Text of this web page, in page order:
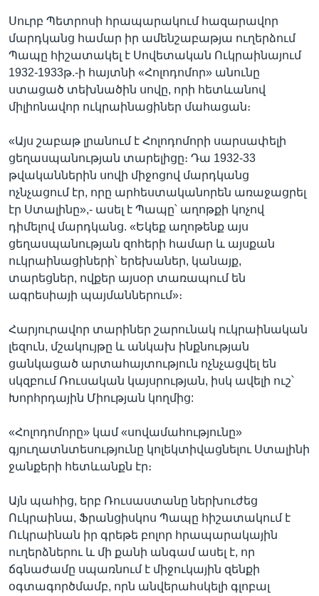
Սուրբ Պետրոսի հրապարակում հազարավոր
մարդկանց համար իր ամենշաբաթյա ուղերձում
Պապը հիշատակել է Սովետական Ուկրաինայում
1932-1933թ.-ի հայտնի «Հոլոդոմոր» անունը
ստացած տեխնածին սովը, որի հետևանով
միլիոնավոր ուկրաինացիներ մահացան։
«Այս շաբաթ լրանում է Հոլոդոմորի սարսափելի
ցեղասպանության տարելիցը։ Դա 1932-33
թվականներին սովի միջոցով մարդկանց
ոչնչացում էր, որը արհեստականորեն առաջացրել
էր Ստալինը»,- ասել է Պապը՝ աղոթքի կոչով
դիմելով մարդկանց. «Եկեք աղոթենք այս
ցեղասպանության զոհերի համար և այսքան
ուկրաինացիների՝ երեխաներ, կանայք,
տարեցներ, ովքեր այսօր տառապում են
ագրեսիայի պայմաններում»։
Հարյուրավոր տարիներ շարունակ ուկրաինական
լեզուն, մշակույթը և անկախ ինքնության
ցանկացած արտահայտություն ոչնչացվել են
սկզբում Ռուսական կայսրության, իսկ ավելի ուշ՝
Խորհրդային Միության կողմից:
«Հոլոդոմորը» կամ «սովամահությունը»
գյուղատնտեսությունը կոլեկտիվացնելու Ստալինի
ջանքերի հետևանքն էր։
Այն պահից, երբ Ռուսաստանը ներխուժեց
Ուկրաինա, Ֆրանցիսկոս Պապը հիշատակում է
Ուկրաինան իր գրեթե բոլոր հրապարակային
ուղերձներու և մի քանի անգամ ասել է, որ
ճգնաժամը սպառնում է միջուկային զենքի
օգտագործմամբ, որն անվերահսկելի գլոբալ